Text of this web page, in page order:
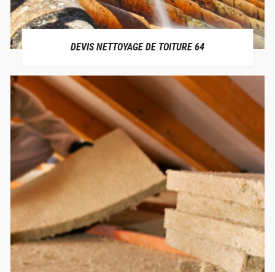
DEVIS NETTOYAGE DE TOITURE 64